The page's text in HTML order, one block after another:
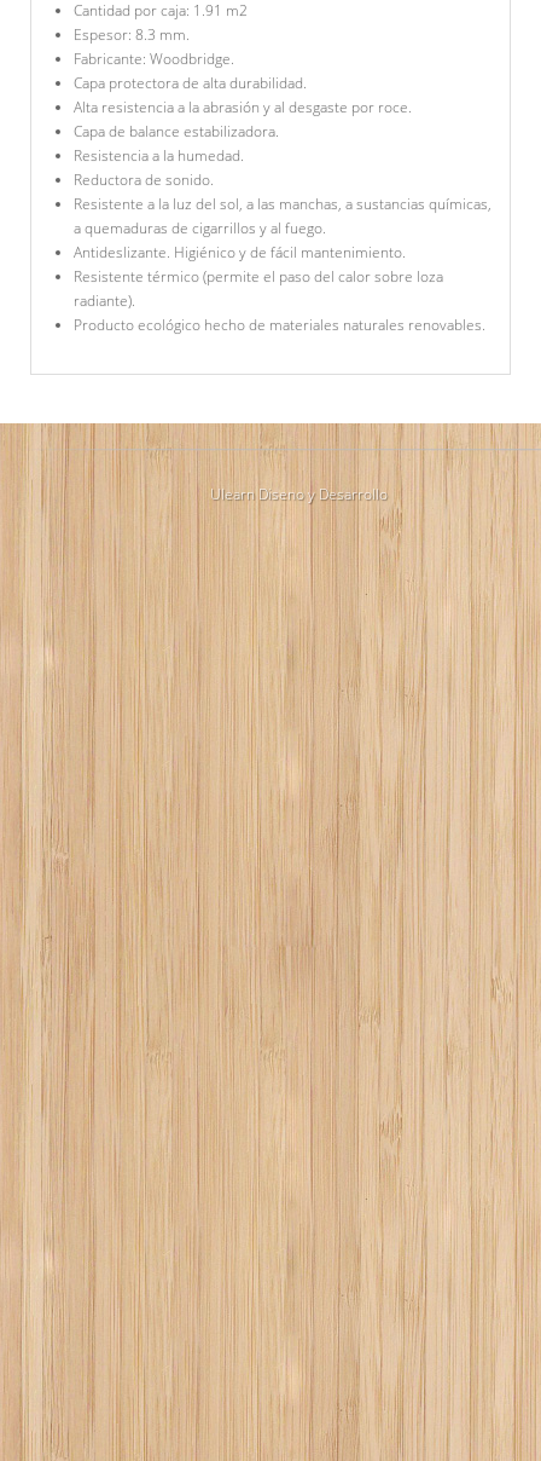
Cantidad por caja: 1.91 m2
Espesor: 8.3 mm.
Fabricante: Woodbridge.
Capa protectora de alta durabilidad.
Alta resistencia a la abrasión y al desgaste por roce.
Capa de balance estabilizadora.
Resistencia a la humedad.
Reductora de sonido.
Resistente a la luz del sol, a las manchas, a sustancias químicas,
a quemaduras de cigarrillos y al fuego.
Antideslizante. Higiénico y de fácil mantenimiento.
Resistente térmico (permite el paso del calor sobre loza
radiante).
Producto ecológico hecho de materiales naturales renovables.
Ulearn Diseno y Desarrollo